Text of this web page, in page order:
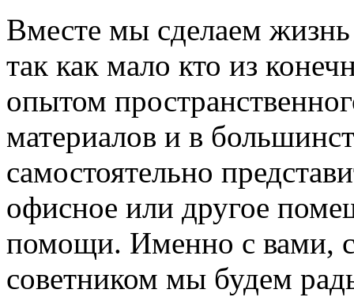
Вместе мы сделаем
так как мало кто из
опытом
материалов и в
самостоятельно
офисное или другое
помощи. Именно с вами,
советником мы будем